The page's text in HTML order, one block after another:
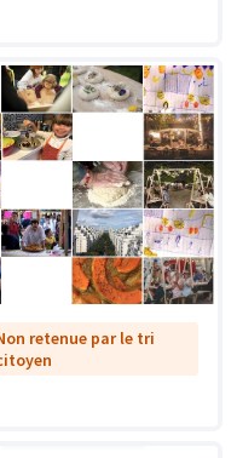
retenue par le tri